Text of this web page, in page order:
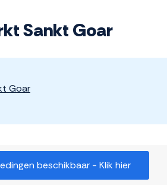
Sankt Goar
Goar
beschikbaar - Klik hier